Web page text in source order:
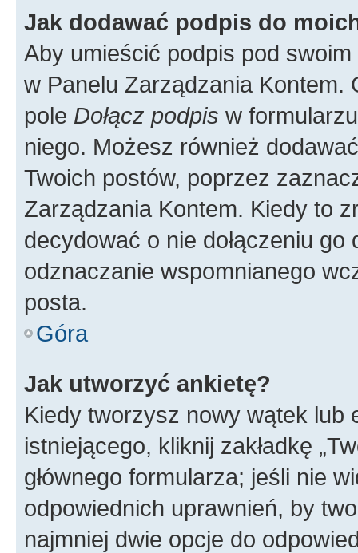
Jak dodawać podpis do
Aby umieścić podpis pod
w Panelu Zarządzania
pole Dołącz podpis w
niego. Możesz również
Twoich postów, poprzez
Zarządzania Kontem. Kiedy to
decydować o nie dołączeniu
odznaczanie wspomnianego
posta.
Góra
Jak utworzyć ankietę?
Kiedy tworzysz nowy wątek lub
istniejącego, kliknij zakładkę
głównego formularza; jeśli nie
odpowiednich uprawnień, by
najmniej dwie opcje do